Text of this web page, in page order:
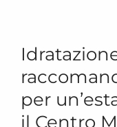
per
il Centro